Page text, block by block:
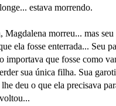
estava morrendo.
Magdalena morreu... mas
ela fosse enterrada... Seu
importava que fosse como
sua única filha. Sua
deu o que ela precisava